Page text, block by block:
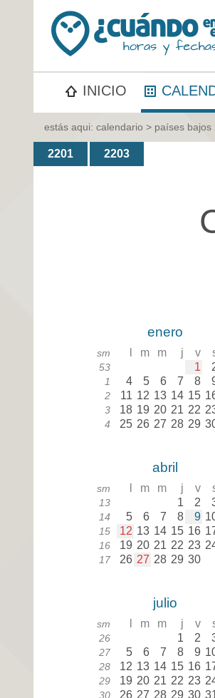
INICIO
estás aqui: calendario > países bajos
2201 2203
enero
sm m m j v
53 1
1 4 5 6 7 8
2 11 12 13 14 15
3 18 19 20 21 22
4 25 26 27 28 29
abril
sm m m j v
13 1 2
14 5 6 7 8 9
15 12 13 14 15 16
16 19 20 21 22 23
17 26 27 28 29 30
julio
sm m m j v
26 1 2
27 5 6 7 8 9
28 12 13 14 15 16
29 19 20 21 22 23
30 26 27 28 29 30